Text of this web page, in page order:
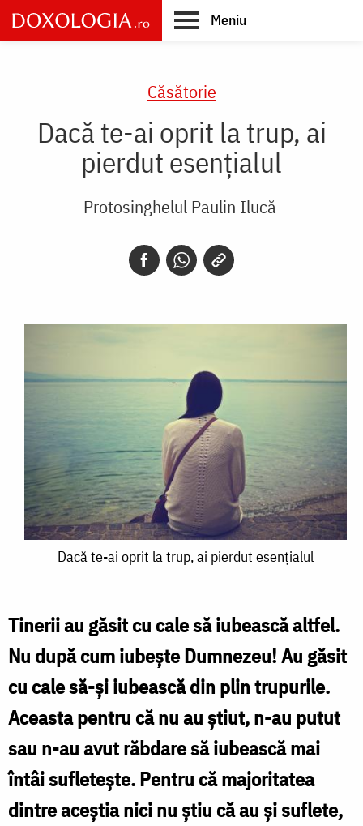
Skip
to
main
Meniu
Căsătorie
Dacă te-ai oprit la trup, ai
pierdut esențialul
Protosinghelul Paulin Ilucă
Dacă
oprit
la
trup,
ai
pierdut
esențialul
Dacă te-ai oprit la trup, ai pierdut esențialul
Tinerii au găsit cu cale să iubească altfel.
Nu după cum iubeşte Dumnezeu! Au găsit
cu cale să-şi iubească din plin trupurile.
Aceasta pentru că nu au ştiut, n-au putut
sau n-au avut răbdare să iubească mai
întâi sufleteşte. Pentru că majoritatea
dintre aceştia nici nu ştiu că au şi suflete,